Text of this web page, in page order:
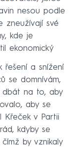
nesou podle
zneužívají své
kde je
ekonomický
řešení a snížení
se domnívám,
dbát na to, aby
aby se
Křeček v Partii
kdyby se
by vznikaly